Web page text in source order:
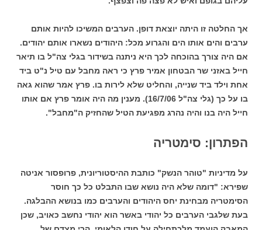
אך החלטה זו היתה יוצאת דופן. הערבים המשיכו להיות אותם
ערבים והים אותו הים והגרוע מכל: היהודים נשארו אותם יהודים.
אם היה צורך בהוכחה לכך היא ניתנה בשידור בגלי צה"ל בו תיאר
חייל באזני שר הבטחון אמיר פרץ כי ראה מחבל עם טיל נ"ט ביד
אחת וילד ביד שנייה, והחליט שלא לירות בו. פרץ אמר שהוא גאה
בו על כך (גלי צה"ל 16/7/06). מענין מה היה אומר פרץ אם אותו
חייל היה בנו והיה נהרג מפגיעת הטיל שהחזיק ה"מחבל".
הפתרון: סימטריה
על מדיניות "טוהר הנשק" כותבת ההיסטוריונית, פרופסור אניטה
שפירא: "דומה שלא היה נושא שבו התבלט כל כך חוסר
הסימטריה מבחינת יחס היהודים והערבים כמו בנושא ההבלגה.
בעת שלגבי הערבים כל יהודי באשר הוא יהודי נחשב כאויב, שכן